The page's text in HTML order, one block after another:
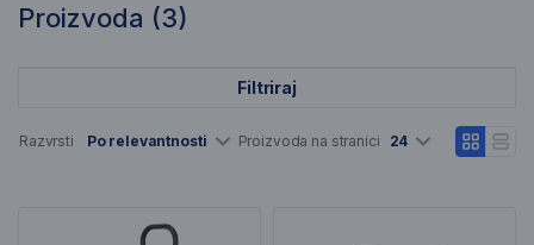
Proizvoda (3)
3 Rezultati pretraživanja
Filtriraj
Popis artikala
Razvrsti Po relevantnosti Proizvoda na stranici 24